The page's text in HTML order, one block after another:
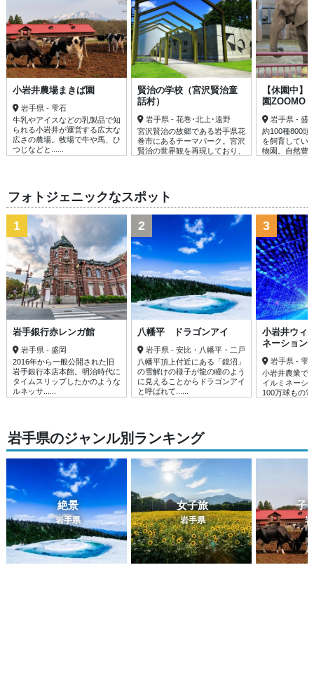
小岩井農場まきば園
岩手県 - 雫石
牛乳やアイスなどの乳製品で知
られる小岩井が運営する広大な
広さの農場。牧場で牛や馬、ひ
つじなどと......
賢治の学校（宮沢賢治童
話村）
岩手県 - 花巻･北上･遠野
宮沢賢治の故郷である岩手県花
巻市にあるテーマパーク。宮沢
賢治の世界観を再現しており、
【休園中】
園ZOOMO
岩手県 - 盛
約100種800頭
を飼育してい
物園。自然豊
フォトジェニックなスポット
1
岩手銀行赤レンガ館
岩手県 - 盛岡
2016年から一般公開された旧
岩手銀行本店本館。明治時代に
タイムスリップしたかのような
ルネッサ......
2
八幡平 ドラゴンアイ
岩手県 - 安比・八幡平・二戸
八幡平頂上付近にある「鏡沼」
の雪解けの様子が龍の瞳のよう
に見えることからドラゴンアイ
と呼ばれて......
3
小岩井ウィ
ネーション
岩手県 - 雫
小岩井農業で
イルミネーシ
100万球もの
岩手県のジャンル別ランキング
絶景
岩手県
女子旅
岩手県
子